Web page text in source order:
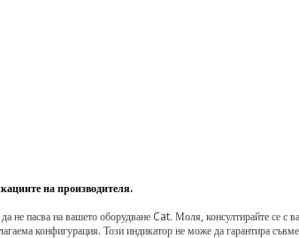
на производителя.
пасва на вашето оборудване Cat. Моля, консултирайте се с
конфигурация. Този индикатор не може да гарантира